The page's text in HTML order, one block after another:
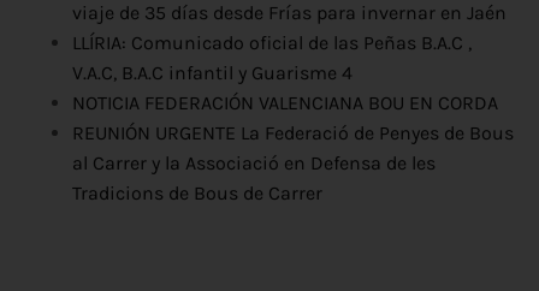
viaje de 35 días desde Frías para invernar en Jaén
LLÍRIA: Comunicado oficial de las Peñas B.A.C ,
V.A.C, B.A.C infantil y Guarisme 4
NOTICIA FEDERACIÓN VALENCIANA BOU EN CORDA
REUNIÓN URGENTE La Federació de Penyes de Bous
al Carrer y la Associació en Defensa de les
Tradicions de Bous de Carrer